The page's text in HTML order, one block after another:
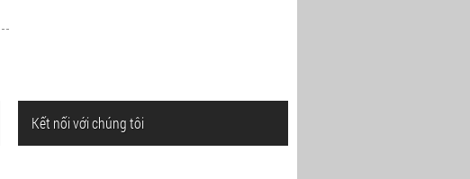
Kết nối với chúng tôi